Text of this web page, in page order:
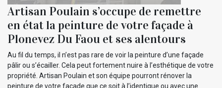
Artisan Poulain s’occupe de remettre
en état la peinture de votre façade à
Plonevez Du Faou et ses alentours
Au fil du temps, il n’est pas rare de voir la peinture d’une façade
pâlir ou s’écailler. Cela peut fortement nuire à l’esthétique de votre
propriété. Artisan Poulain et son équipe pourront rénover la
peinture de votre façade que ce soit à l’identique ou avec une